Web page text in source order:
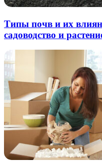
Типы почв и их
садоводство и